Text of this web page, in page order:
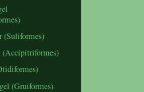
(Suliformes)
(Accipitriformes)
(Gruiformes)